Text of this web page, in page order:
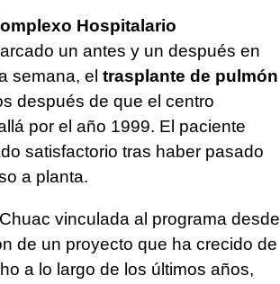
Hospitalario
un antes y un después en
semana, el trasplante de pulmón
después de que el centro
por el año 1999. El paciente
satisfactorio tras haber pasado
a planta.
vinculada al programa desde
de un proyecto que ha crecido de
a lo largo de los últimos años,